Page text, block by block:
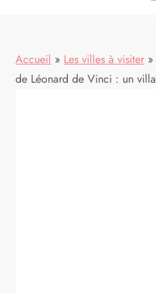
Accueil » Les villes à visiter »
de Léonard de Vinci : un